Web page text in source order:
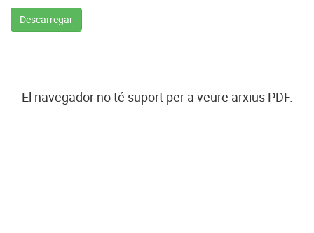
Descarregar
El navegador no té suport per a veure arxius PDF.